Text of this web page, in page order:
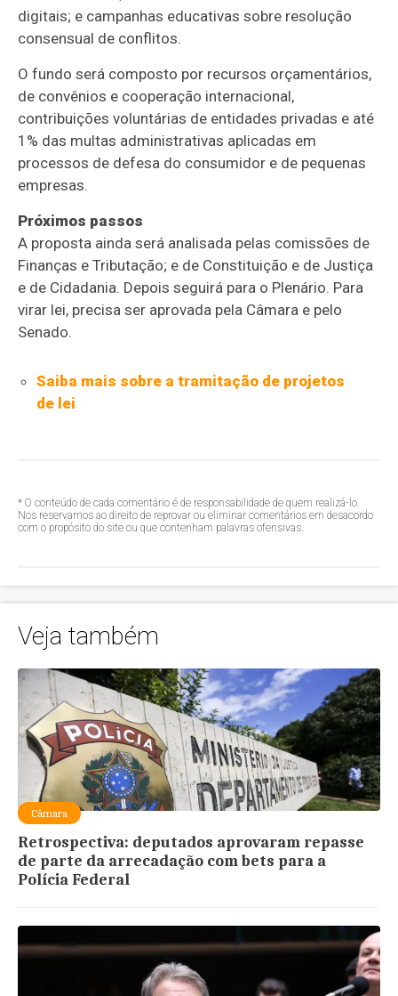
digitais; e campanhas educativas sobre resolução
consensual de conflitos.
O fundo será composto por recursos orçamentários,
de convênios e cooperação internacional,
contribuições voluntárias de entidades privadas e até
1% das multas administrativas aplicadas em
processos de defesa do consumidor e de pequenas
empresas.
Próximos passos
A proposta ainda será analisada pelas comissões de
Finanças e Tributação; e de Constituição e de Justiça
e de Cidadania. Depois seguirá para o Plenário. Para
virar lei, precisa ser aprovada pela Câmara e pelo
Senado.
Saiba mais sobre a tramitação de projetos
de lei
* O conteúdo de cada comentário é de responsabilidade de quem realizá-lo.
Nos reservamos ao direito de reprovar ou eliminar comentários em desacordo
com o propósito do site ou que contenham palavras ofensivas.
Veja também
Câmara
Retrospectiva: deputados aprovaram repasse
de parte da arrecadação com bets para a
Polícia Federal